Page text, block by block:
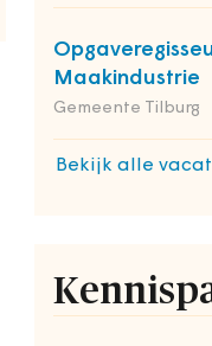
Maakindustrie
Gemeente Tilburg
Bekijk alle